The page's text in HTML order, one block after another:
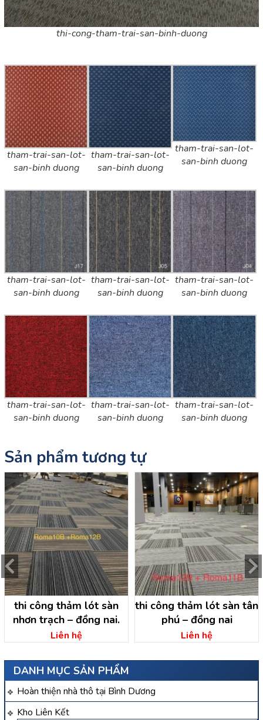
DANH MỤC SẢN PHẨM
Hoàn thiện nhà thô tại Bình Dương
Kho Liên Kết
thi-cong-tham-trai-san-binh-duong
tham-trai-san-lot-
san-binh duong
tham-trai-san-lot-
san-binh duong
tham-trai-san-lot-
san-binh duong
tham-trai-san-lot-
san-binh duong
tham-trai-san-lot-
san-binh duong
tham-trai-san-lot-
san-binh duong
tham-trai-san-lot-
san-binh duong
tham-trai-san-lot-
san-binh duong
tham-trai-san-lot-
san-binh duong
Sản phẩm tương tự
thi công thảm lót sàn
nhơn trạch – đồng nai.
Liên hệ
thi công thảm lót sàn tân
phú – đồng nai
Liên hệ